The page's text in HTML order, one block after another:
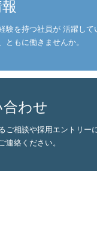
験を持つ社員が 活躍して
ともに働きませんか。
わせ
ご相談や採用エントリー
連絡ください。